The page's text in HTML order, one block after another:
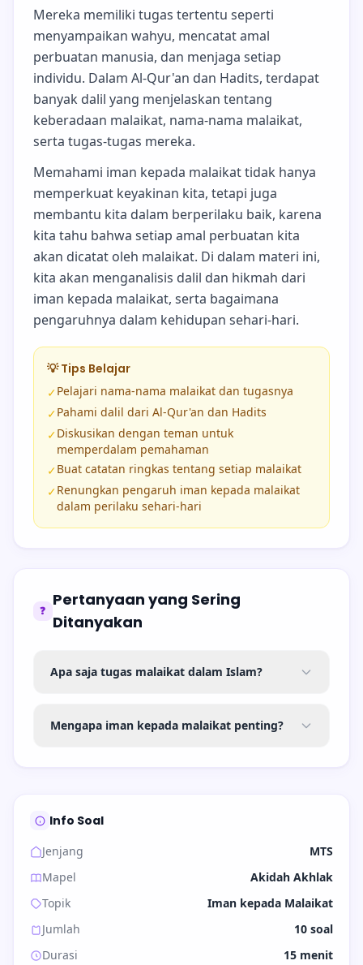
Mereka memiliki tugas tertentu seperti
menyampaikan wahyu, mencatat amal
perbuatan manusia, dan menjaga setiap
individu. Dalam Al-Qur'an dan Hadits, terdapat
banyak dalil yang menjelaskan tentang
keberadaan malaikat, nama-nama malaikat,
serta tugas-tugas mereka.
Memahami iman kepada malaikat tidak hanya
memperkuat keyakinan kita, tetapi juga
membantu kita dalam berperilaku baik, karena
kita tahu bahwa setiap amal perbuatan kita
akan dicatat oleh malaikat. Di dalam materi ini,
kita akan menganalisis dalil dan hikmah dari
iman kepada malaikat, serta bagaimana
pengaruhnya dalam kehidupan sehari-hari.
💡 Tips Belajar
✓Pelajari nama-nama malaikat dan tugasnya
✓Pahami dalil dari Al-Qur'an dan Hadits
✓Diskusikan dengan teman untuk
memperdalam pemahaman
✓Buat catatan ringkas tentang setiap malaikat
✓Renungkan pengaruh iman kepada malaikat
dalam perilaku sehari-hari
❓
Pertanyaan yang Sering
Ditanyakan
Apa saja tugas malaikat dalam Islam?
Mengapa iman kepada malaikat penting?
Info Soal
Jenjang
MTS
Mapel
Akidah Akhlak
Topik
Iman kepada Malaikat
Jumlah
10 soal
Durasi
15 menit